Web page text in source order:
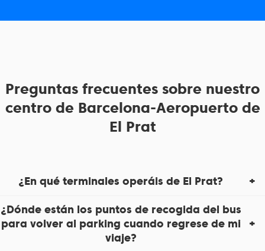
Preguntas frecuentes sobre nuestro
centro de Barcelona-Aeropuerto de
El Prat
¿En qué terminales operáis de El Prat?
¿Dónde están los puntos de recogida del bus
para volver al parking cuando regrese de mi
viaje?